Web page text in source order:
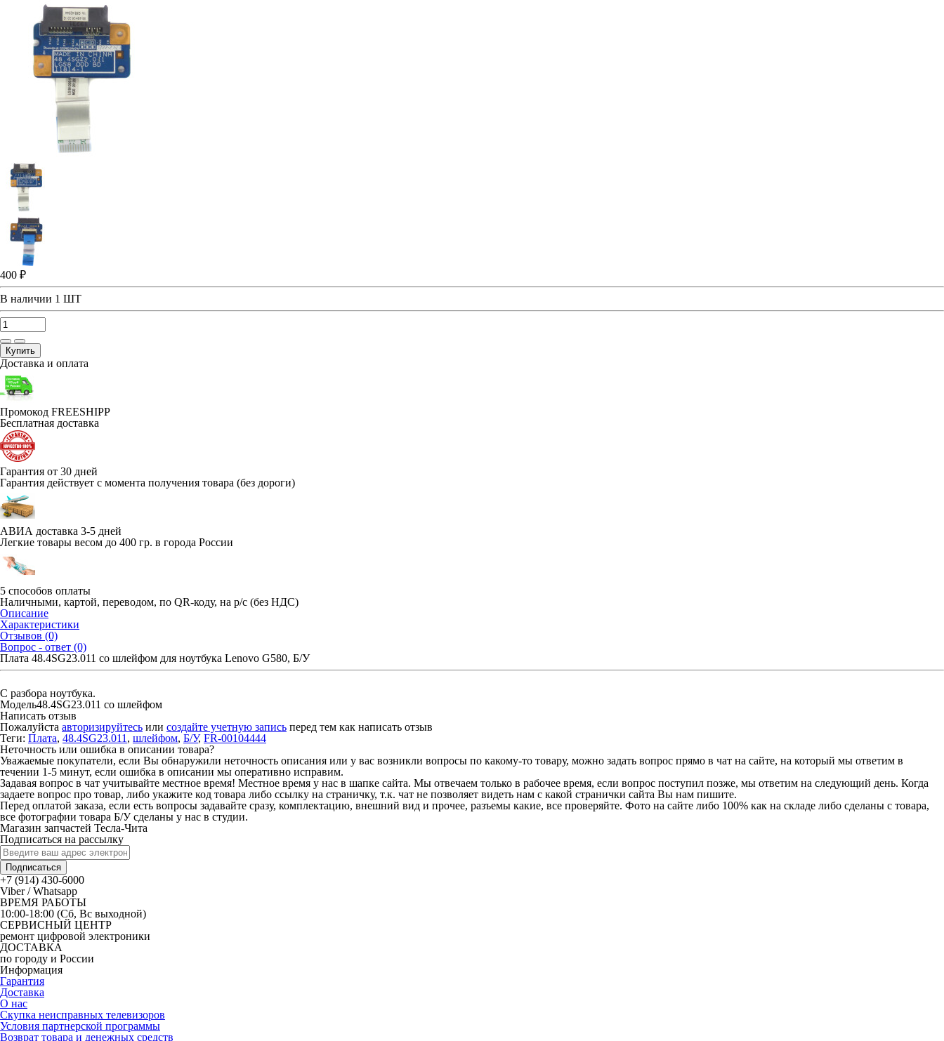
400 ₽
В наличии 1 ШТ
Купить
Доставка и оплата
Промокод FREESHIPP
Бесплатная доставка
Гарантия от 30 дней
Гарантия действует с момента получения товара (без дороги)
АВИА доставка 3-5 дней
Легкие товары весом до 400 гр. в города России
5 способов оплаты
Наличными, картой, переводом, по QR-коду, на р/с (без НДС)
Описание
Характеристики
Отзывов (0)
Вопрос - ответ (0)
Плата 48.4SG23.011 со шлейфом для ноутбука Lenovo G580, Б/У
С разбора ноутбука.
Модель48.4SG23.011 со шлейфом
Написать отзыв
Пожалуйста авторизируйтесь или создайте учетную запись перед тем как написать отзыв
Теги: Плата, 48.4SG23.011 , шлейфом, Б/У, FR-00104444
Неточность или ошибка в описании товара?
Уважаемые покупатели, если Вы обнаружили неточность описания или у вас возникли вопросы по какому-то товару, можно задать вопрос прямо в чат на сайте, на который мы ответим в
течении 1-5 минут, если ошибка в описании мы оперативно исправим.
Задавая вопрос в чат учитывайте местное время! Местное время у нас в шапке сайта. Мы отвечаем только в рабочее время, если вопрос поступил позже, мы ответим на следующий день. Когда
задаете вопрос про товар, либо укажите код товара либо ссылку на страничку, т.к. чат не позволяет видеть нам с какой странички сайта Вы нам пишите.
Перед оплатой заказа, если есть вопросы задавайте сразу, комплектацию, внешний вид и прочее, разъемы какие, все проверяйте. Фото на сайте либо 100% как на складе либо сделаны с товара,
все фотографии товара Б/У сделаны у нас в студии.
Магазин запчастей Тесла-Чита
Подписаться на рассылку
Подписаться
+7 (914) 430-6000
Viber / Whatsapp
ВРЕМЯ РАБОТЫ
10:00-18:00 (Сб, Вс выходной)
СЕРВИСНЫЙ ЦЕНТР
ремонт цифровой электроники
ДОСТАВКА
по городу и России
Информация
Гарантия
Доставка
О нас
Скупка неисправных телевизоров
Условия партнерской программы
Возврат товара и денежных средств